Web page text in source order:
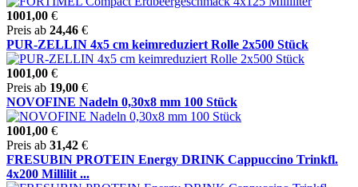
1001,00 €
Preis ab 24,46 €
PUR-ZELLIN 4x5 cm keimreduziert Rolle 2x500 Stück
1001,00 €
Preis ab 19,00 €
NOVOFINE Nadeln 0,30x8 mm 100 Stück
1001,00 €
Preis ab 31,42 €
FRESUBIN PROTEIN Energy DRINK Cappuccino Trinkfl.
4x200 Millilit ...